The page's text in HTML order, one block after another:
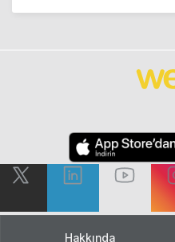
Hakkında